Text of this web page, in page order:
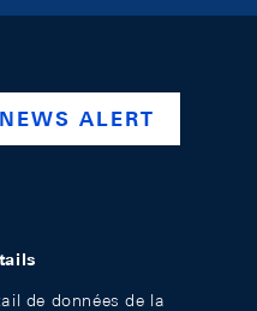
company/swiss-
ALERT
de données de la